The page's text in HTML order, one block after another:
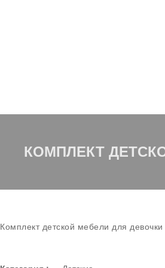
КОМПЛЕКТ
Комплект детской мебели для девочки